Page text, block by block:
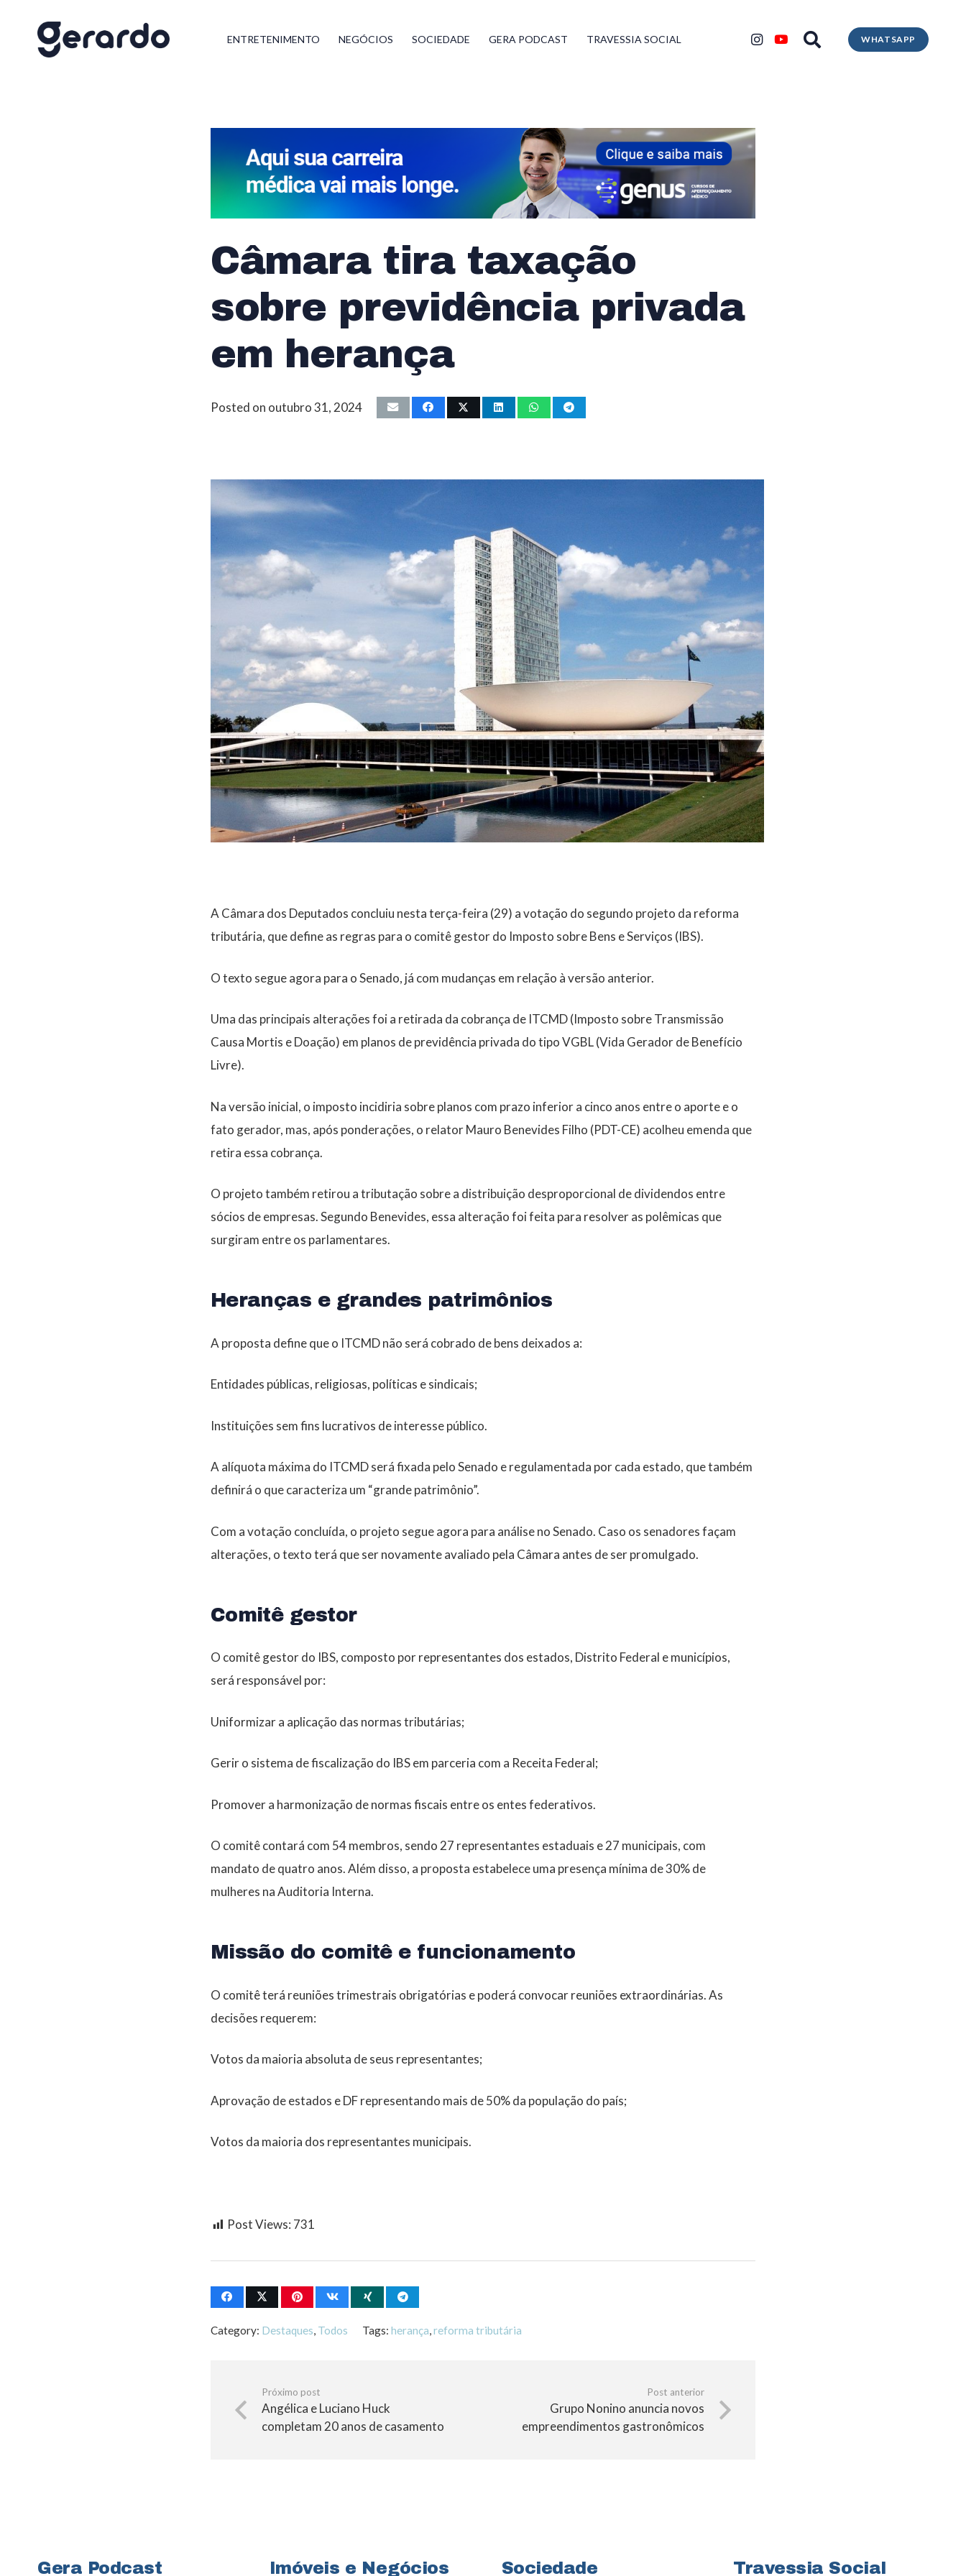
ENTRETENIMENTO NEGÓCIOS SOCIEDADE GERA PODCAST TRAVESSIA SOCIAL WHATSAPP
Câmara tira taxação
sobre previdência privada
em herança
Posted on outubro 31, 2024
A Câmara dos Deputados concluiu nesta terça-feira (29) a votação do segundo projeto da reforma
tributária, que define as regras para o comitê gestor do Imposto sobre Bens e Serviços (IBS).
O texto segue agora para o Senado, já com mudanças em relação à versão anterior.
Uma das principais alterações foi a retirada da cobrança de ITCMD (Imposto sobre Transmissão
Causa Mortis e Doação) em planos de previdência privada do tipo VGBL (Vida Gerador de Benefício
Livre).
Na versão inicial, o imposto incidiria sobre planos com prazo inferior a cinco anos entre o aporte e o
fato gerador, mas, após ponderações, o relator Mauro Benevides Filho (PDT-CE) acolheu emenda que
retira essa cobrança.
O projeto também retirou a tributação sobre a distribuição desproporcional de dividendos entre
sócios de empresas. Segundo Benevides, essa alteração foi feita para resolver as polêmicas que
surgiram entre os parlamentares.
Heranças e grandes patrimônios
A proposta define que o ITCMD não será cobrado de bens deixados a:
Entidades públicas, religiosas, políticas e sindicais;
Instituições sem fins lucrativos de interesse público.
A alíquota máxima do ITCMD será fixada pelo Senado e regulamentada por cada estado, que também
definirá o que caracteriza um “grande patrimônio”.
Com a votação concluída, o projeto segue agora para análise no Senado. Caso os senadores façam
alterações, o texto terá que ser novamente avaliado pela Câmara antes de ser promulgado.
Comitê gestor
O comitê gestor do IBS, composto por representantes dos estados, Distrito Federal e municípios,
será responsável por:
Uniformizar a aplicação das normas tributárias;
Gerir o sistema de fiscalização do IBS em parceria com a Receita Federal;
Promover a harmonização de normas fiscais entre os entes federativos.
O comitê contará com 54 membros, sendo 27 representantes estaduais e 27 municipais, com
mandato de quatro anos. Além disso, a proposta estabelece uma presença mínima de 30% de
mulheres na Auditoria Interna.
Missão do comitê e funcionamento
O comitê terá reuniões trimestrais obrigatórias e poderá convocar reuniões extraordinárias. As
decisões requerem:
Votos da maioria absoluta de seus representantes;
Aprovação de estados e DF representando mais de 50% da população do país;
Votos da maioria dos representantes municipais.
Post Views: 731
Category: Destaques, Todos Tags:herança,reforma tributária
Próximo post
Angélica e Luciano Huck
completam 20 anos de casamento
Post anterior
Grupo Nonino anuncia novos
empreendimentos gastronômicos
Gera Podcast Imóveis e Negócios Sociedade Travessia Social